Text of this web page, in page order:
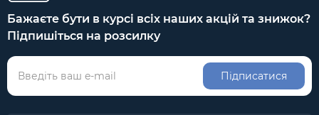
Бажаєте бути в курсі всіх наших акцій та знижок?
Підпишіться на розсилку
Підписатися